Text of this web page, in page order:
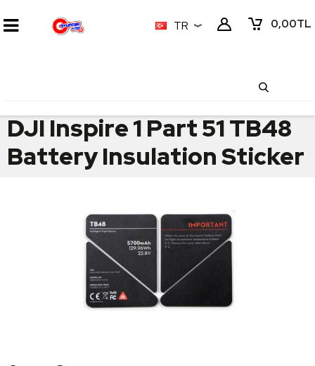
0,00TL
TR
DJI Inspire 1 Part 51 TB48
Battery Insulation Sticker